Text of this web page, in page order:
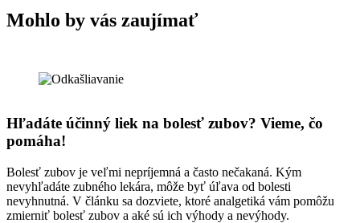
Mohlo by vás zaujímať
Hľadáte účinný liek na bolesť zubov? Vieme, čo
pomáha!
Bolesť zubov je veľmi nepríjemná a často nečakaná. Kým
nevyhľadáte zubného lekára, môže byť úľava od bolesti
nevyhnutná. V článku sa dozviete, ktoré analgetiká vám pomôžu
zmierniť bolesť zubov a aké sú ich výhody a nevýhody.